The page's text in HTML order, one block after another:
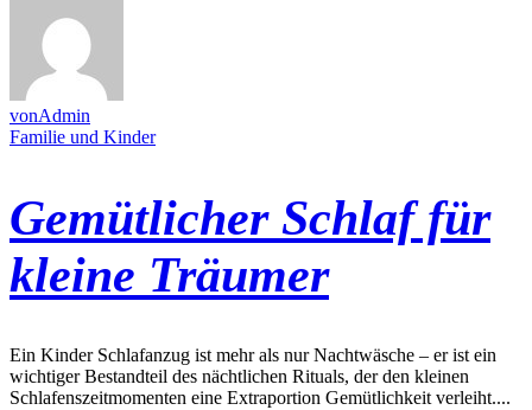
vonAdmin
Familie und Kinder
Gemütlicher Schlaf für
kleine Träumer
Ein Kinder Schlafanzug ist mehr als nur Nachtwäsche – er ist ein
wichtiger Bestandteil des nächtlichen Rituals, der den kleinen
Schlafenszeitmomenten eine Extraportion Gemütlichkeit verleiht....